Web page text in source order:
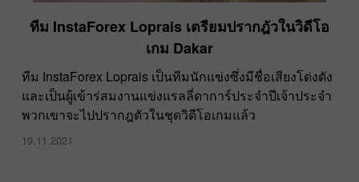
ทีม InstaForex Loprais เตรียมปรากฎัวในวิดีโอ
เกม Dakar
ทีม InstaForex Loprais เป็นทีมนักแข่งซึ่งมีชื่อเสียงโด่งดัง
และเป็นผู้เข้าร่สมงานแข่งแรลลี่ดาการ์ประจำปีเจ้าประจำ
พวกเขาจะไปปรากฎตัวในชุดวิดีโอเกมแล้ว
19.11.2021